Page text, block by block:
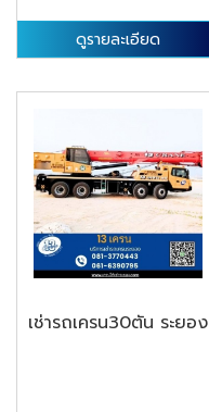
ดูรายละเอียด
เช่ารถเครน30ตัน ระยอง